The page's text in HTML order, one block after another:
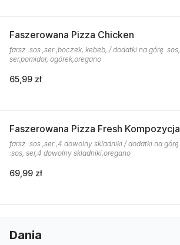
Faszerowana Pizza Chicken
farsz :sos ,ser ,boczek, kebeb, / dodatki na górę :sos,
ser,pomidor, ogórek,oregano
65,99 zł
Faszerowana Pizza Fresh Kompozycja
farsz :sos ,ser ,4 dowolny skladniki / dodatki na górę
:sos, ser,4 dowolny skladniki,oregano
69,99 zł
Dania